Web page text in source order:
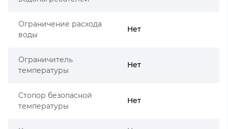
Ограничение расхода
воды
Нет
Ограничитель
температуры
Нет
Стопор безопасной
температуры
Нет